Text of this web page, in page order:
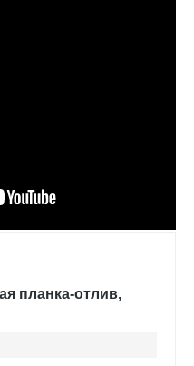
планка-отлив,